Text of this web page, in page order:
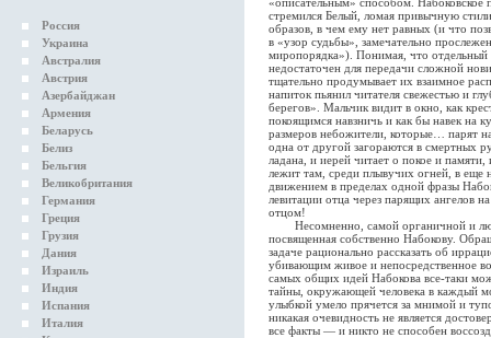
Россия
Украина
Австралия
Австрия
Азербайджан
Армения
Беларусь
Белиз
Бельгия
Великобритания
Германия
Греция
Грузия
Дания
Израиль
Индия
Испания
Италия
стремился Белый, ломая привычную
образов, в чем ему нет равных (и что
в «узор судьбы», замечательно
миропорядка»). Понимая, что отдельный
недостаточен для передачи сложной
тщательно продумывает их взаимное
напиток пьянил читателя свежестью и
берегов». Мальчик видит в окно, как
покоящимся навзничь и как бы навек на
размеров небожители, которые… парят
одна от другой загораются в смертных
ладана, и иерей читает о покое и
лежит там, среди плывучих огней, в
движением в пределах одной фразы
левитации отца через парящих ангелов
отцом!
Несомненно, самой органичной и
посвященная собственно Набокову.
задаче рационально рассказать об
убивающим живое и непосредственное
самых общих идей Набокова все-таки
тайны, окружающей человека в каждый
улыбкой умело прячется за мнимой и
никакая очевидность не является
все факты — и никто не способен